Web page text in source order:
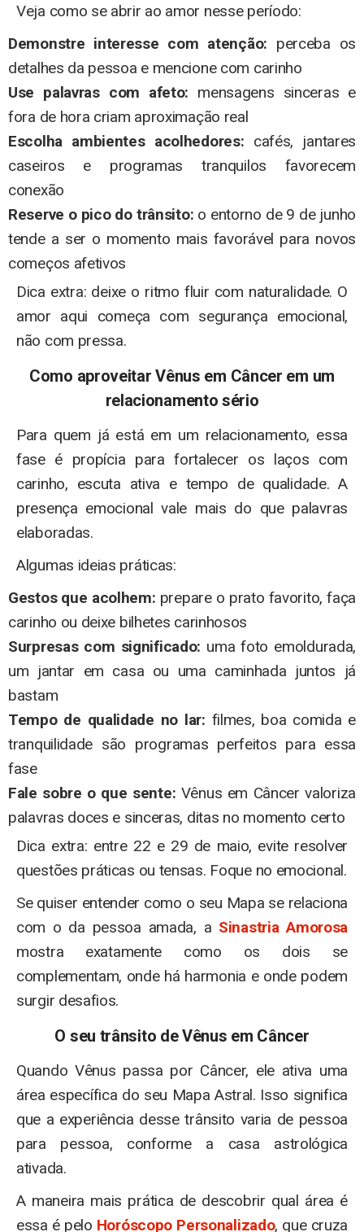
Veja como se abrir ao amor nesse período:
Demonstre interesse com atenção: perceba os
detalhes da pessoa e mencione com carinho
Use palavras com afeto: mensagens sinceras e
fora de hora criam aproximação real
Escolha ambientes acolhedores: cafés, jantares
caseiros e programas tranquilos favorecem
conexão
Reserve o pico do trânsito: o entorno de 9 de junho
tende a ser o momento mais favorável para novos
começos afetivos
Dica extra: deixe o ritmo fluir com naturalidade. O
amor aqui começa com segurança emocional,
não com pressa.
Como aproveitar Vênus em Câncer em um
relacionamento sério
Para quem já está em um relacionamento, essa
fase é propícia para fortalecer os laços com
carinho, escuta ativa e tempo de qualidade. A
presença emocional vale mais do que palavras
elaboradas.
Algumas ideias práticas:
Gestos que acolhem: prepare o prato favorito, faça
carinho ou deixe bilhetes carinhosos
Surpresas com significado: uma foto emoldurada,
um jantar em casa ou uma caminhada juntos já
bastam
Tempo de qualidade no lar: filmes, boa comida e
tranquilidade são programas perfeitos para essa
fase
Fale sobre o que sente: Vênus em Câncer valoriza
palavras doces e sinceras, ditas no momento certo
Dica extra: entre 22 e 29 de maio, evite resolver
questões práticas ou tensas. Foque no emocional.
Se quiser entender como o seu Mapa se relaciona
com o da pessoa amada, a Sinastria Amorosa
mostra exatamente como os dois se
complementam, onde há harmonia e onde podem
surgir desafios.
O seu trânsito de Vênus em Câncer
Quando Vênus passa por Câncer, ele ativa uma
área específica do seu Mapa Astral. Isso significa
que a experiência desse trânsito varia de pessoa
para pessoa, conforme a casa astrológica
ativada.
A maneira mais prática de descobrir qual área é
essa é pelo Horóscopo Personalizado, que cruza